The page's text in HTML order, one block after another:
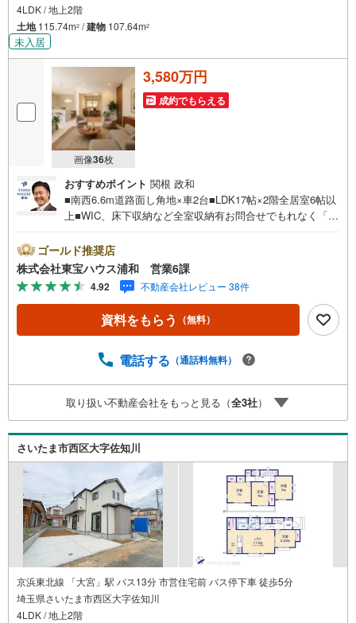
4LDK / 地上2階
土地115.74m2 /建物 107.64m2
未入居
画像36枚
3,580万円
成約でもらえる
おすすめポイント 関根 政和
■南西6.6m道路面し角地×車2台■LDK17帖×2階全居室6帖以
上■WIC、床下収納など全室収納有お問合せでもれなく「住
無休）こちらの時間帯はお電話でのお問い合わせがスムー
ズにご案内できますぜひお気軽にご連絡下さい！東宝ハウ
スライフソリューションズグループ 東宝ハウス浦和 特
別提携金利〔一例〕東宝ハウス浦和の住宅ローン■変動金利
全期間引下げプラン⇒住宅ローン金利優遇割の最大適用
《0.89％》と某信用金庫金利1.275％の比較借入金4000万円
分まで（審査・要件があります）◇TOHO HOUSE CLUBで
接ご対応ライフプランニング、かけつけサポート、Club Off
プレミアムなど多彩なサービスがございます
ゴールド推奨店
株式会社東宝ハウス浦和 営業6課
4.92 不動産会社レビュー 38件
資料をもらう （無料）
電話する （通話料無料）
取り扱い不動産会社をもっと見る（全3社）
さいたま市西区大字佐知川
京浜東北線 「大宮」駅 バス13分 市営住宅前 バス停下車 徒歩5分
埼玉県さいたま市西区大字佐知川
4LDK / 地上2階